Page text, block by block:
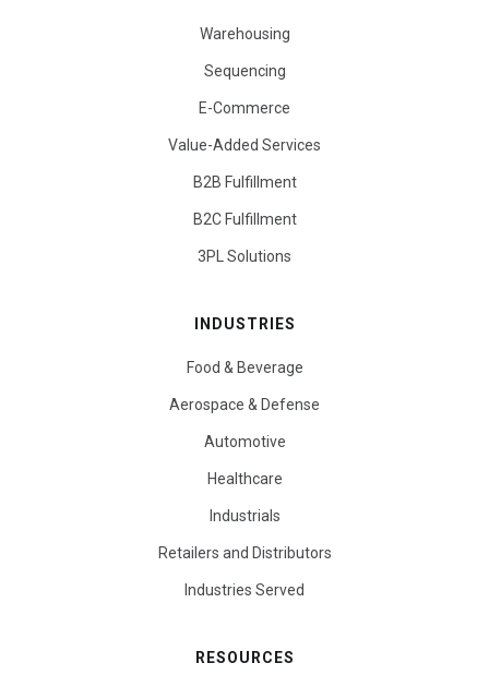
Warehousing
Sequencing
E-Commerce
Value-Added Services
B2B Fulfillment
B2C Fulfillment
3PL Solutions
INDUSTRIES
Food & Beverage
Aerospace & Defense
Automotive
Healthcare
Industrials
Retailers and Distributors
Industries Served
RESOURCES